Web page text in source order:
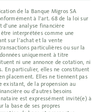
de la Banque Migros SA
à l’art. 68 de la loi sur
d’une analyse financière
interprétées comme une
sur l’achat et la vente
particulières ou sur la
uniquement à titre
ni une annonce de cotation, ni
En particulier, elles ne constituent
placement. Elles ne tiennent pas
existant, de la propension au
ou d’autres besoins
est expressément invité(e) à
la base de ses propres